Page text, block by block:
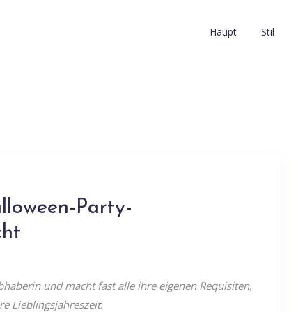
Haupt Stil
Party-
und macht fast alle ihre eigenen Requisiten,
Lieblingsjahreszeit.